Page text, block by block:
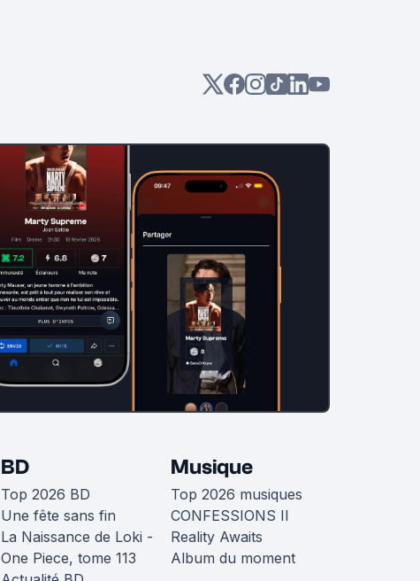
BD
Top 2026 BD
Une fête sans fin
La Naissance de Loki -
One Piece, tome 113
Musique
Top 2026 musiques
CONFESSIONS II
Reality Awaits
Album du moment